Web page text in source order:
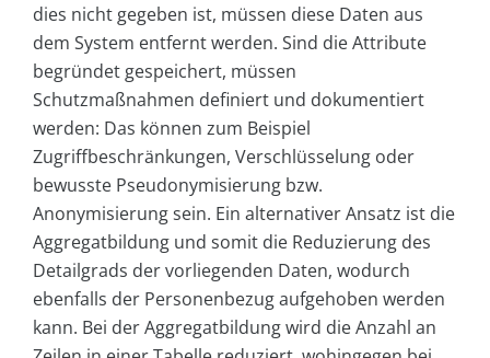
dies nicht gegeben ist, müssen diese Daten aus
dem System entfernt werden. Sind die Attribute
begründet gespeichert, müssen
Schutzmaßnahmen definiert und dokumentiert
werden: Das können zum Beispiel
Zugriffbeschränkungen, Verschlüsselung oder
bewusste Pseudonymisierung bzw.
Anonymisierung sein. Ein alternativer Ansatz ist die
Aggregatbildung und somit die Reduzierung des
Detailgrads der vorliegenden Daten, wodurch
ebenfalls der Personenbezug aufgehoben werden
kann. Bei der Aggregatbildung wird die Anzahl an